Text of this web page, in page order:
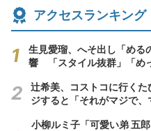
アクセスランキング
生見愛瑠、へそ出し「める
響 「スタイル抜群」「め
辻希美、コストコに行く
ジすると「それがマジで、
小柳ルミ子「可愛い弟 五